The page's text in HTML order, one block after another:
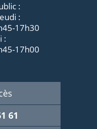
:
:
17h30
:
17h00
61